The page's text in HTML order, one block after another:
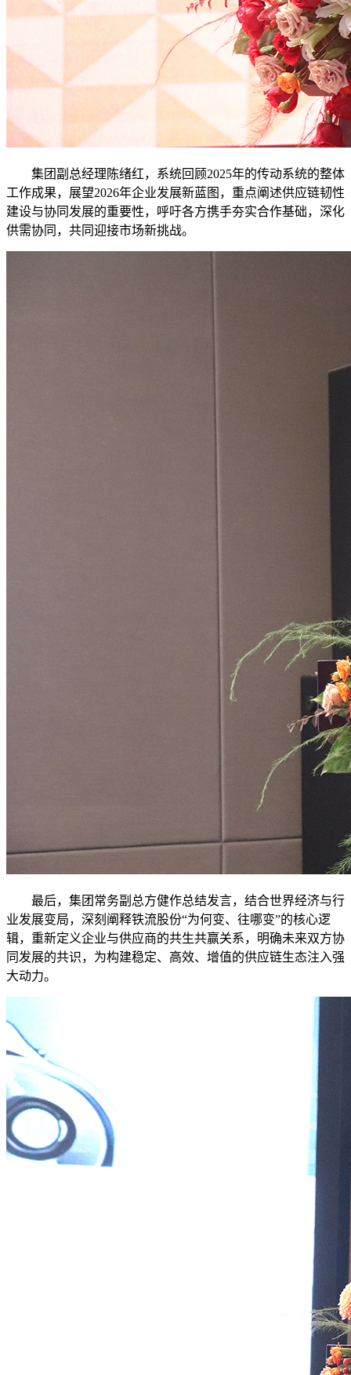
集团副总经理陈绪红，系统回顾2025年的传动系统的整体
工作成果，展望2026年企业发展新蓝图，重点阐述供应链韧性
建设与协同发展的重要性，呼吁各方携手夯实合作基础，深化
供需协同，共同迎接市场新挑战。
最后，集团常务副总方健作总结发言，结合世界经济与行
业发展变局，深刻阐释铁流股份“为何变、往哪变”的核心逻
辑，重新定义企业与供应商的共生共赢关系，明确未来双方协
同发展的共识，为构建稳定、高效、增值的供应链生态注入强
大动力。